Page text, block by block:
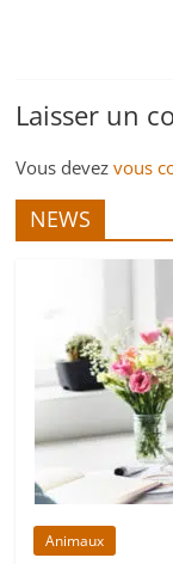
Laisser un
Vous devezvous
NEWS
Animaux